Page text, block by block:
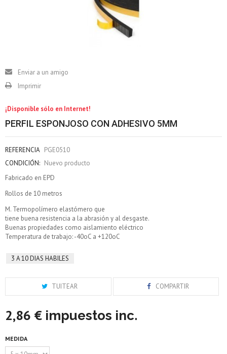
Enviar a un amigo
Imprimir
¡Disponible sólo en Internet!
PERFIL ESPONJOSO CON ADHESIVO 5MM
REFERENCIA PGE0510
CONDICIÓN: Nuevo producto
Fabricado en EPD
Rollos de 10 metros
M. Termopolímero elastómero que
tiene buena resistencia a la abrasión y al desgaste.
Buenas propiedades como aislamiento eléctrico
Temperatura de trabajo: -40oC a +120oC
3 A 10 DIAS HABILES
TUITEAR COMPARTIR
2,86 € impuestos inc.
MEDIDA